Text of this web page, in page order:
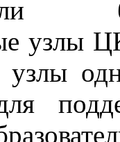
узлы
узлы